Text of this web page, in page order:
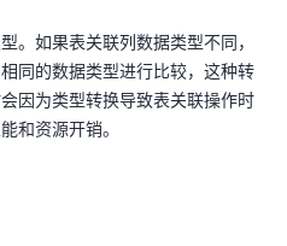
。如果表关联列数据类型不同，
同的数据类型进行比较，这种转
因为类型转换导致表关联操作时
和资源开销。